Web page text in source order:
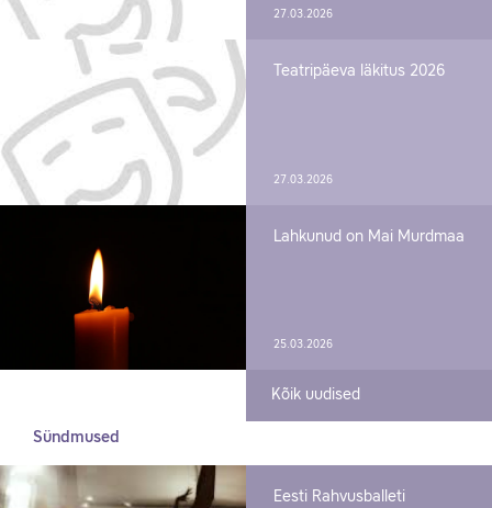
27.03.2026
Teatripäeva läkitus 2026
27.03.2026
Lahkunud on Mai Murdmaa
25.03.2026
Kõik uudised
Sündmused
Eesti Rahvusballeti